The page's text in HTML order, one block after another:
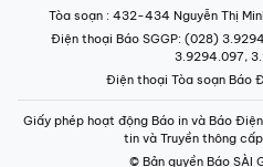
Tòa soạn : 432-434 Nguyễn Thị
Điện thoại Báo SGGP: (028)
3.9294.097,
Điện thoại Tòa soạn Báo
Giấy phép hoạt động Báo in và Báo
tin và Truyền thông
© Bản quyền Báo SÀI